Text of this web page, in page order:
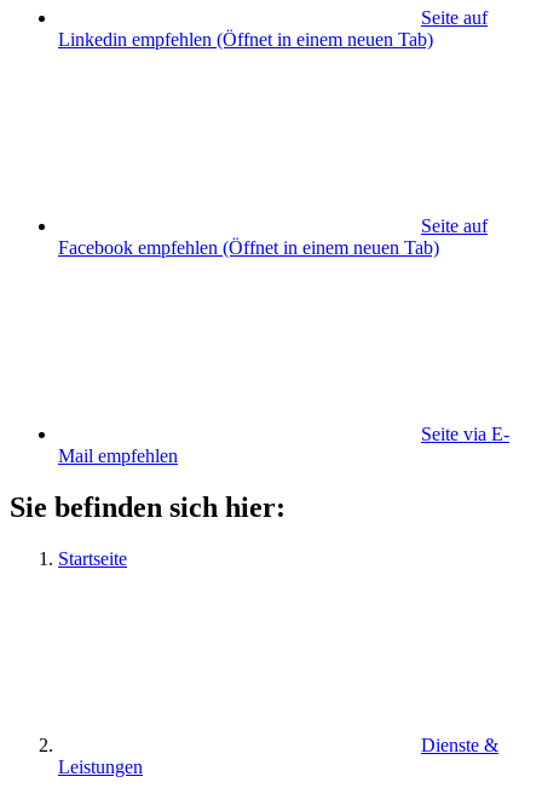
Seite auf
Linkedin empfehlen (Öffnet in einem neuen Tab)
Seite auf
Facebook empfehlen (Öffnet in einem neuen Tab)
Seite via E-
Mail empfehlen
Sie befinden sich hier:
Startseite
Dienste &
Leistungen